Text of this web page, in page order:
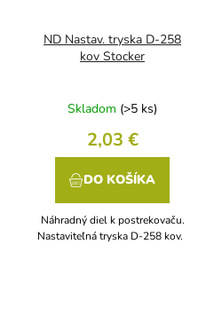
ND Nastav. tryska D-258
kov Stocker
Skladom (>5 ks)
2,03 €
DO KOŠÍKA
Náhradný diel k postrekovaču.
Nastaviteľná tryska D-258 kov.